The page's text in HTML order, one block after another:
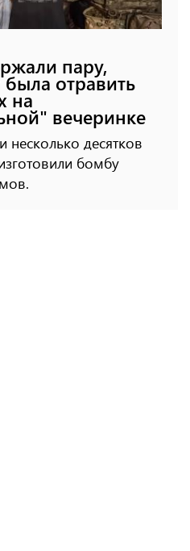
пару,
отравить
на
вечеринке
несколько десятков
бомбу